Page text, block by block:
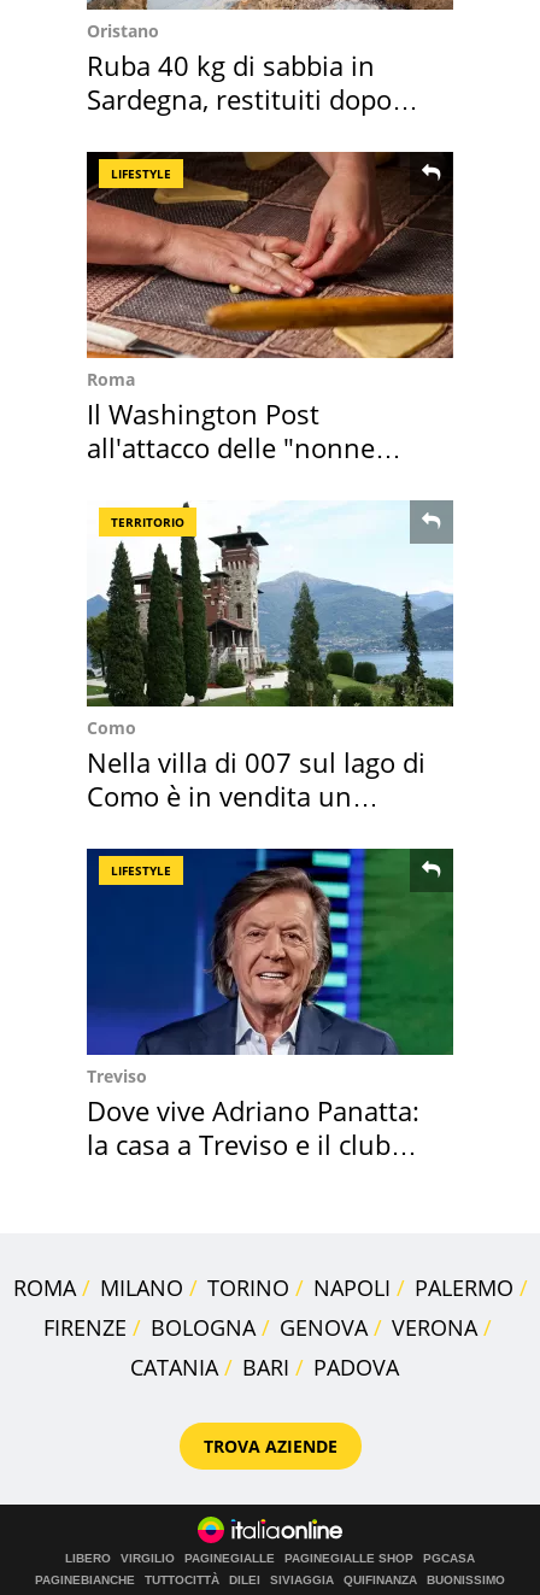
Oristano
Ruba 40 kg di sabbia in
Sardegna, restituiti dopo
LIFESTYLE
Roma
Il Washington Post
all'attacco delle "nonne
TERRITORIO
Como
Nella villa di 007 sul lago di
Como è in vendita un
LIFESTYLE
Treviso
Dove vive Adriano Panatta:
la casa a Treviso e il club
ROMA MILANO TORINO NAPOLI
PALERMO
FIRENZE
BOLOGNA GENOVA
VERONA
CATANIA
BARI PADOVA
TROVA AZIENDE
LIBERO VIRGILIO PAGINEGIALLE PAGINEGIALLE SHOP
PGCASA
PAGINEBIANCHE
TUTTOCITTÀ DILEI SIVIAGGIA QUIFINANZA
BUONISSIMO